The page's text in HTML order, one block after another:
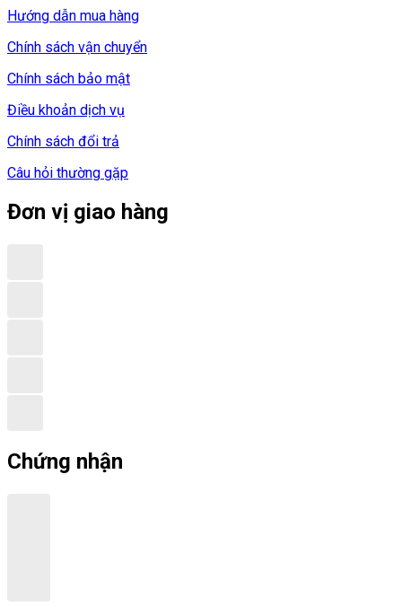
Hướng dẫn mua hàng
Chính sách vận chuyển
Chính sách bảo mật
Điều khoản dịch vụ
Chính sách đổi trả
Câu hỏi thường gặp
Đơn vị giao hàng
Chứng nhận